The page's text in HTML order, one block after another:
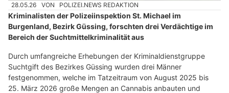
28.05.26 VON POLIZEI.NEWS REDAKTION
Kriminalisten der Polizeiinspektion St. Michael im
Burgenland, Bezirk Güssing, forschten drei Verdächtige im
Bereich der Suchtmittelkriminalität aus
Durch umfangreiche Erhebungen der Kriminaldienstgruppe
Suchtgift des Bezirkes Güssing wurden drei Männer
festgenommen, welche im Tatzeitraum von August 2025 bis
25. März 2026 große Mengen an Cannabis anbauten und